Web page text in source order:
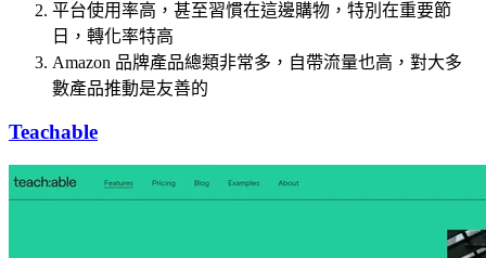
平台使用率高，甚至習慣在這邊購物，特別在重要節
日，轉化率特高
Amazon 品牌產品總類非常多，自帶流量也高，對大多
數產品推動是友善的
Teachable